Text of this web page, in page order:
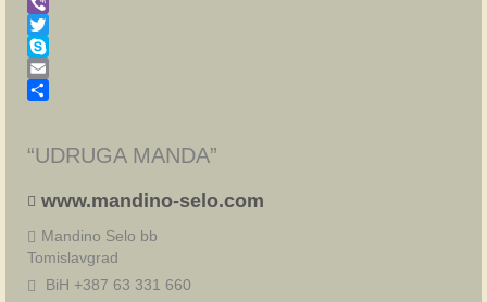
WhatsApp
Viber
Twitter
Skype
Email
“UDRUGA MANDA”
www.mandino-selo.com
Mandino Selo bb
Tomislavgrad
BiH +387 63 331 660